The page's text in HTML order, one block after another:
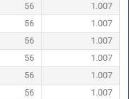
56
1.007
56
1.007
56
1.007
56
1.007
56
1.007
56
1.007